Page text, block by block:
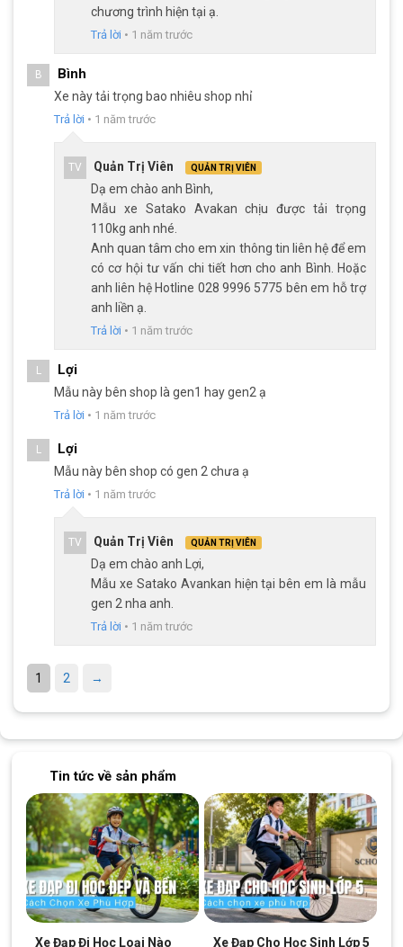
hiệu Shimano nổi tiếng về chất lượng, có độ bền cao và líp
Shimano MF-TZ500 8 tầng, đảm bảo xe hoạt động ổn định
trong suốt quá trình di chuyển.
Xe đạp đua Satako Avakan trang bị bộ truyền động mạnh mẽ, linh
Đùi đĩa Satako Venus-32500S 2 tầng 34-50T cùng với gạt đĩa
Sensah giúp người lái tạo lực đạp hiệu quả và tiết kiệm sức lực.
Xích của xe chắc chắn, không lỏng lẻo, chống ăn mòn tốt.
Vành nhôm 2 lớp cùng bộ lốp 700x28C bám đường
Vành xe đạp là bộ phận cần thiết của bất kỳ một chiếc xe đạp,
bởi vì nó ảnh hưởng đến hiệu suất đạp xe. Xe đạp đua Satako
Avankan sở hữu vành nhôm 2 lớp, loại vành này nhẹ, cứng cáp,
độ bền cao, có khả năng dẫn nhiệt tốt, hạn chế giảm thiểu tình
trạng cong vành khi di chuyển trên những đoạn đường phức
ngay cả khi di chuyển trên các bền mặt trơn trượt hoặc trong
điều kiện trời mưa. Kích thước xe đạp đua Satako Avakan 700C
có ưu điểm là giúp giảm diện tích tiếp xúc với mặt đường, xe đi
lướt hơn và tốc độ hơn.
Kết Luận
Xe đạp đua Satako Avakan là sự lựa chọn phù hợp cho những
ai đam mê tốc độ, yêu thích thể thao trên đường phố hoặc các
con đường dài. Xe có nhiều ưu điểm nổi bật với khung sườn
nhôm không mối hàn bền bỉ, hệ thống phanh đĩa cơ an toàn, bộ
truyền động mang lại hiệu suất tối ưu.
Nếu bạn đang tìm kiếm một chiếc xe đạp đua chất lượng, hãy
ghé ngay Xe Đạp Giá Kho hoặc liên hệ qua
Fanpage Facebook
chương trình hiện tại ạ.
Trả lời • 1 năm trước
B Bình
Xe này tải trọng bao nhiêu shop nhỉ
Trả lời • 1 năm trước
TV Quản Trị Viên QUẢN TRỊ VIÊN
Dạ em chào anh Bình,
Mẫu xe Satako Avakan chịu được tải trọng
110kg anh nhé.
Anh quan tâm cho em xin thông tin liên hệ để em
có cơ hội tư vấn chi tiết hơn cho anh Bình. Hoặc
anh liên hệ Hotline 028 9996 5775 bên em hỗ trợ
anh liền ạ.
Trả lời • 1 năm trước
L Lợi
Mẫu này bên shop là gen1 hay gen2 ạ
Trả lời • 1 năm trước
L Lợi
Mẫu này bên shop có gen 2 chưa ạ
Trả lời • 1 năm trước
TV Quản Trị Viên QUẢN TRỊ VIÊN
Dạ em chào anh Lợi,
Mẫu xe Satako Avankan hiện tại bên em là mẫu
gen 2 nha anh.
Trả lời • 1 năm trước
1 2 →
Tin tức về sản phẩm
Xe Đạp Đi Học Loại Nào
Xe Đạp Cho Học Sinh Lớp 5